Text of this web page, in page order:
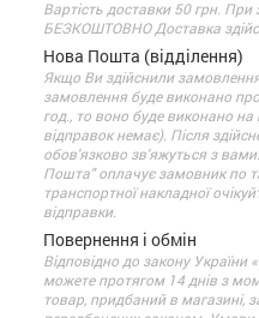
Вартість доставки 50 грн. При
БЕЗКОШТОВНО Доставка
Нова Пошта (відділення)
Якщо Ви здійснили
замовлення буде виконано
год., то воно буде виконано
відправок немає). Після
обов'язково зв'яжуться з
Пошта" оплачує замовник по
транспортної накладної
відправки.
Повернення і обмін
Відповідно до закону України
можете протягом 14 днів з
товар, придбаний в магазині,